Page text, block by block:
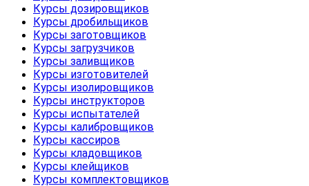
Курсы дозировщиков
Курсы дробильщиков
Курсы заготовщиков
Курсы загрузчиков
Курсы заливщиков
Курсы изготовителей
Курсы изолировщиков
Курсы инструкторов
Курсы испытателей
Курсы калибровщиков
Курсы кассиров
Курсы кладовщиков
Курсы клейщиков
Курсы комплектовщиков